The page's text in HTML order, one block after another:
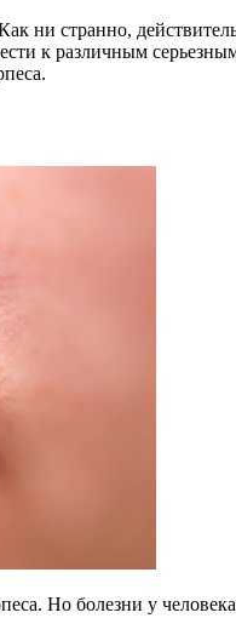
ни странно,
к различным
Но болезни у